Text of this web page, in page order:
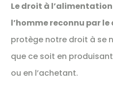
Le droit à
l’homme reconnu par
protège notre droit à se
que ce soit en
ou en l’achetant.